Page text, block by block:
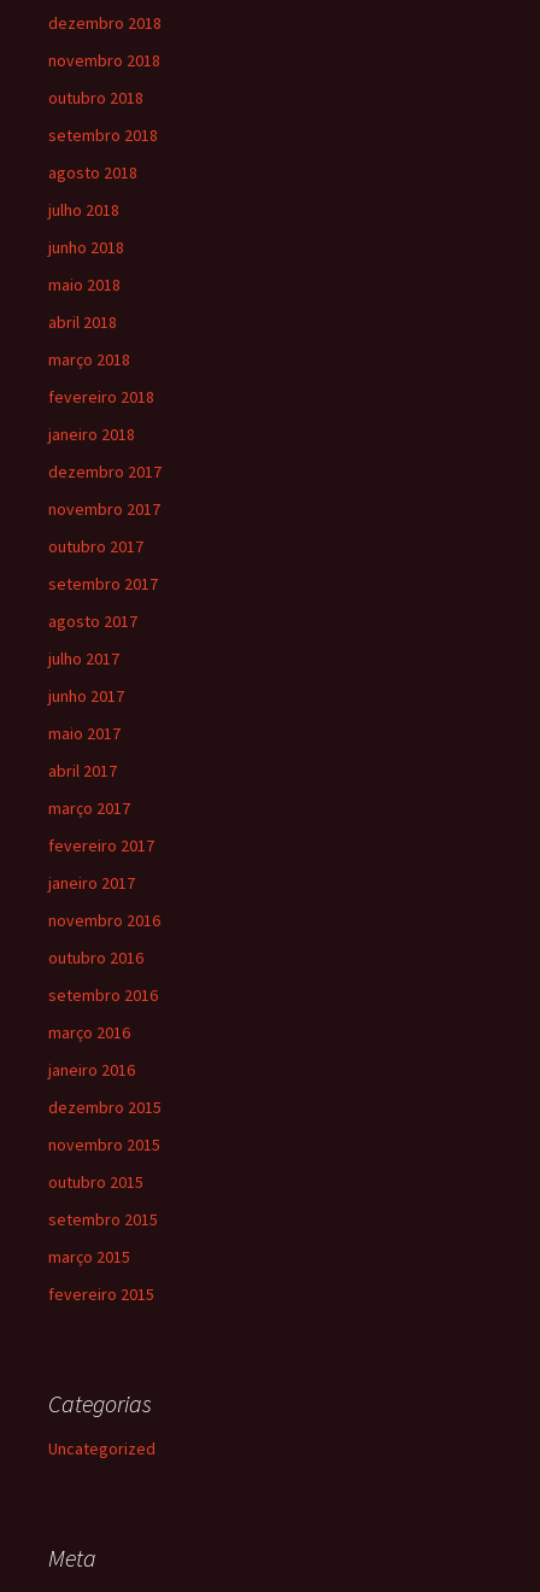
dezembro 2018
novembro 2018
outubro 2018
setembro 2018
agosto 2018
julho 2018
junho 2018
maio 2018
abril 2018
março 2018
fevereiro 2018
janeiro 2018
dezembro 2017
novembro 2017
outubro 2017
setembro 2017
agosto 2017
julho 2017
junho 2017
maio 2017
abril 2017
março 2017
fevereiro 2017
janeiro 2017
novembro 2016
outubro 2016
setembro 2016
março 2016
janeiro 2016
dezembro 2015
novembro 2015
outubro 2015
setembro 2015
março 2015
fevereiro 2015
Categorias
Uncategorized
Meta